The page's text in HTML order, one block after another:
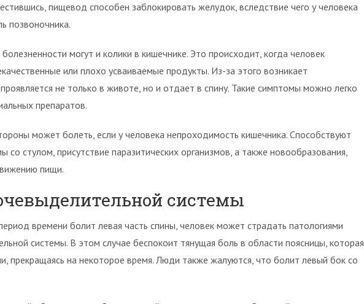
пищевод способен заблокировать желудок, вследствие чего у человека
позвоночника.
могут и колики в кишечнике. Это происходит, когда человек
или плохо усваиваемые продукты. Из-за этого возникает
не только в животе, но и отдает в спину. Такие симптомы можно легко
препаратов.
может болеть, если у человека непроходимость кишечника. Способствуют
со стулом, присутствие паразитических организмов, а также новообразования,
пищи.
системы
времени болит левая часть спины, человек может страдать патологиями
системы. В этом случае беспокоит тянущая боль в области поясницы, которая
прекращаясь на некоторое время. Люди также жалуются, что болит левый бок со